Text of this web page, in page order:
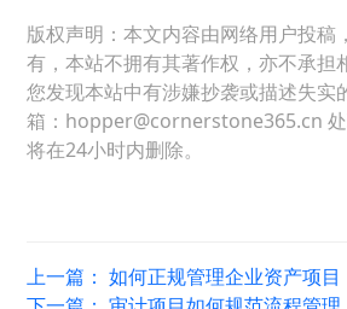
版权声明：本文内容由网络用户投稿
有，本站不拥有其著作权，亦不承担
您发现本站中有涉嫌抄袭或描述失实
箱：hopper@cornerstone365.cn
将在24小时内删除。
上一篇：如何正规管理企业资产项目